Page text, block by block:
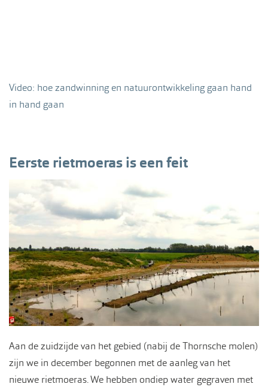
Video: hoe zandwinning en natuurontwikkeling gaan hand
in hand gaan
Eerste rietmoeras is een feit
Aan de zuidzijde van het gebied (nabij de Thornsche molen)
zijn we in december begonnen met de aanleg van het
nieuwe rietmoeras. We hebben ondiep water gegraven met